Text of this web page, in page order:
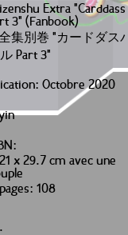
Extra "Carddass
3" (Fanbook)
全集別巻 "カードダス
Part 3"
Octobre 2020
x 29.7 cm avec une
108